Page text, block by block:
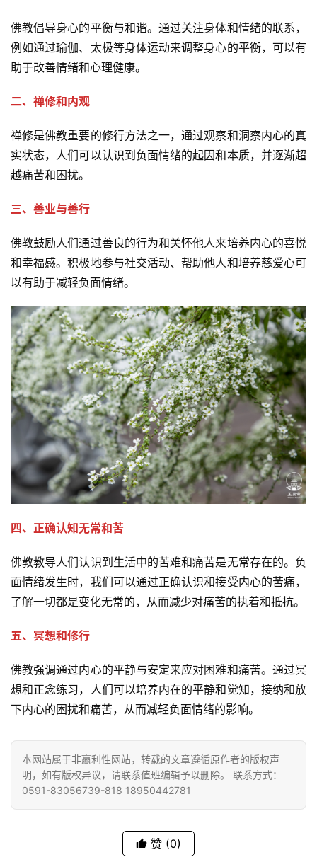
菩
提
题
公
益
慈
教
人
物
寺
院
巡
礼
视
频
纪
录
佛
艺
术
政
策
规
免
责
登录 注册
佛教倡导身心的平衡与和谐。通过关注身体和情绪的联系，
例如通过瑜伽、太极等身体运动来调整身心的平衡，可以有
助于改善情绪和心理健康。
二、禅修和内观
禅修是佛教重要的修行方法之一，通过观察和洞察内心的真
实状态，人们可以认识到负面情绪的起因和本质，并逐渐超
越痛苦和困扰。
三、善业与善行
佛教鼓励人们通过善良的行为和关怀他人来培养内心的喜悦
和幸福感。积极地参与社交活动、帮助他人和培养慈爱心可
以有助于减轻负面情绪。
四、正确认知无常和苦
佛教教导人们认识到生活中的苦难和痛苦是无常存在的。负
面情绪发生时，我们可以通过正确认识和接受内心的苦痛，
了解一切都是变化无常的，从而减少对痛苦的执着和抵抗。
五、冥想和修行
佛教强调通过内心的平静与安定来应对困难和痛苦。通过冥
想和正念练习，人们可以培养内在的平静和觉知，接纳和放
下内心的困扰和痛苦，从而减轻负面情绪的影响。
本网站属于非赢利性网站，转载的文章遵循原作者的版权声
明，如有版权异议，请联系值班编辑予以删除。 联系方式：
0591-83056739-818 18950442781
赞 (0)